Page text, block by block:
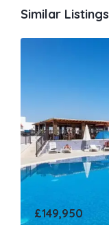
Similar Listings
£149,950